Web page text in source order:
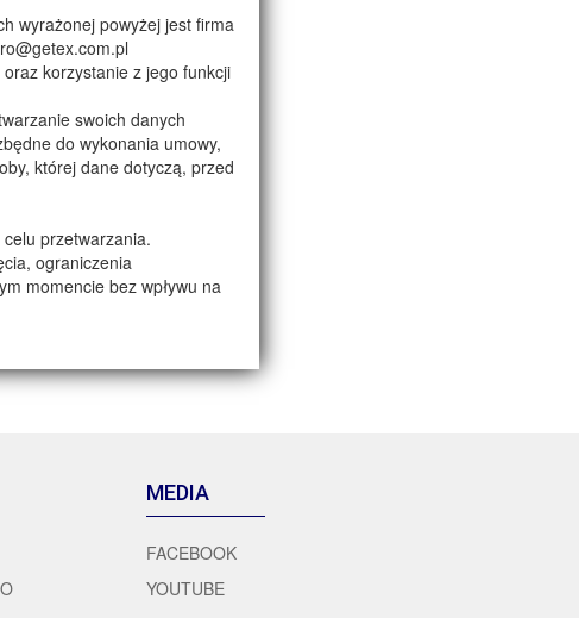
MEDIA
FACEBOOK
YOUTUBE
wyrażonej powyżej jest firma
korzystanie z jego funkcji
swoich danych
do wykonania umowy,
której dane dotyczą, przed
przetwarzania.
ograniczenia
momencie bez wpływu na
profilowania.
wyboru produktu lub